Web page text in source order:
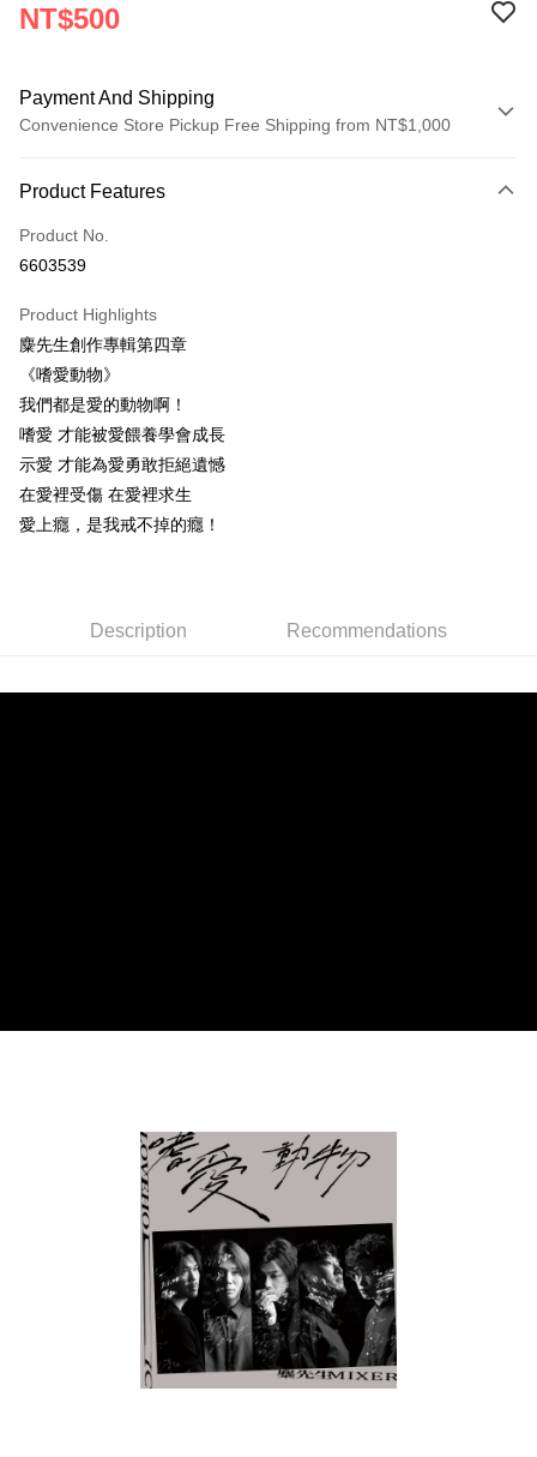
NT$500
Payment And Shipping
Convenience Store Pickup Free Shipping from NT$1,000
Credit Card (Full Payment)
Convenience Store Pickup and Pay
Apple Pay
Easy Wallet
Google Pay
Plus Pay
NT$65/order | Free shipping on orders of NT$1,000 or more
Product Features
Product No.
6603539
Product Highlights
麋先生創作專輯第四章
《嗜愛動物》
我們都是愛的動物啊！
嗜愛 才能被愛餵養學會成長
示愛 才能為愛勇敢拒絕遺憾
在愛裡受傷 在愛裡求生
愛上癮，是我戒不掉的癮！
Description Recommendations